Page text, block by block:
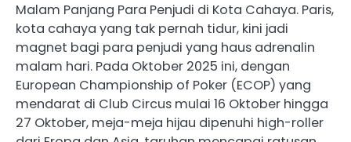
Malam Panjang Para Penjudi di Kota Cahaya. Paris,
kota cahaya yang tak pernah tidur, kini jadi
magnet bagi para penjudi yang haus adrenalin
malam hari. Pada Oktober 2025 ini, dengan
European Championship of Poker (ECOP) yang
mendarat di Club Circus mulai 16 Oktober hingga
27 Oktober, meja-meja hijau dipenuhi high-roller